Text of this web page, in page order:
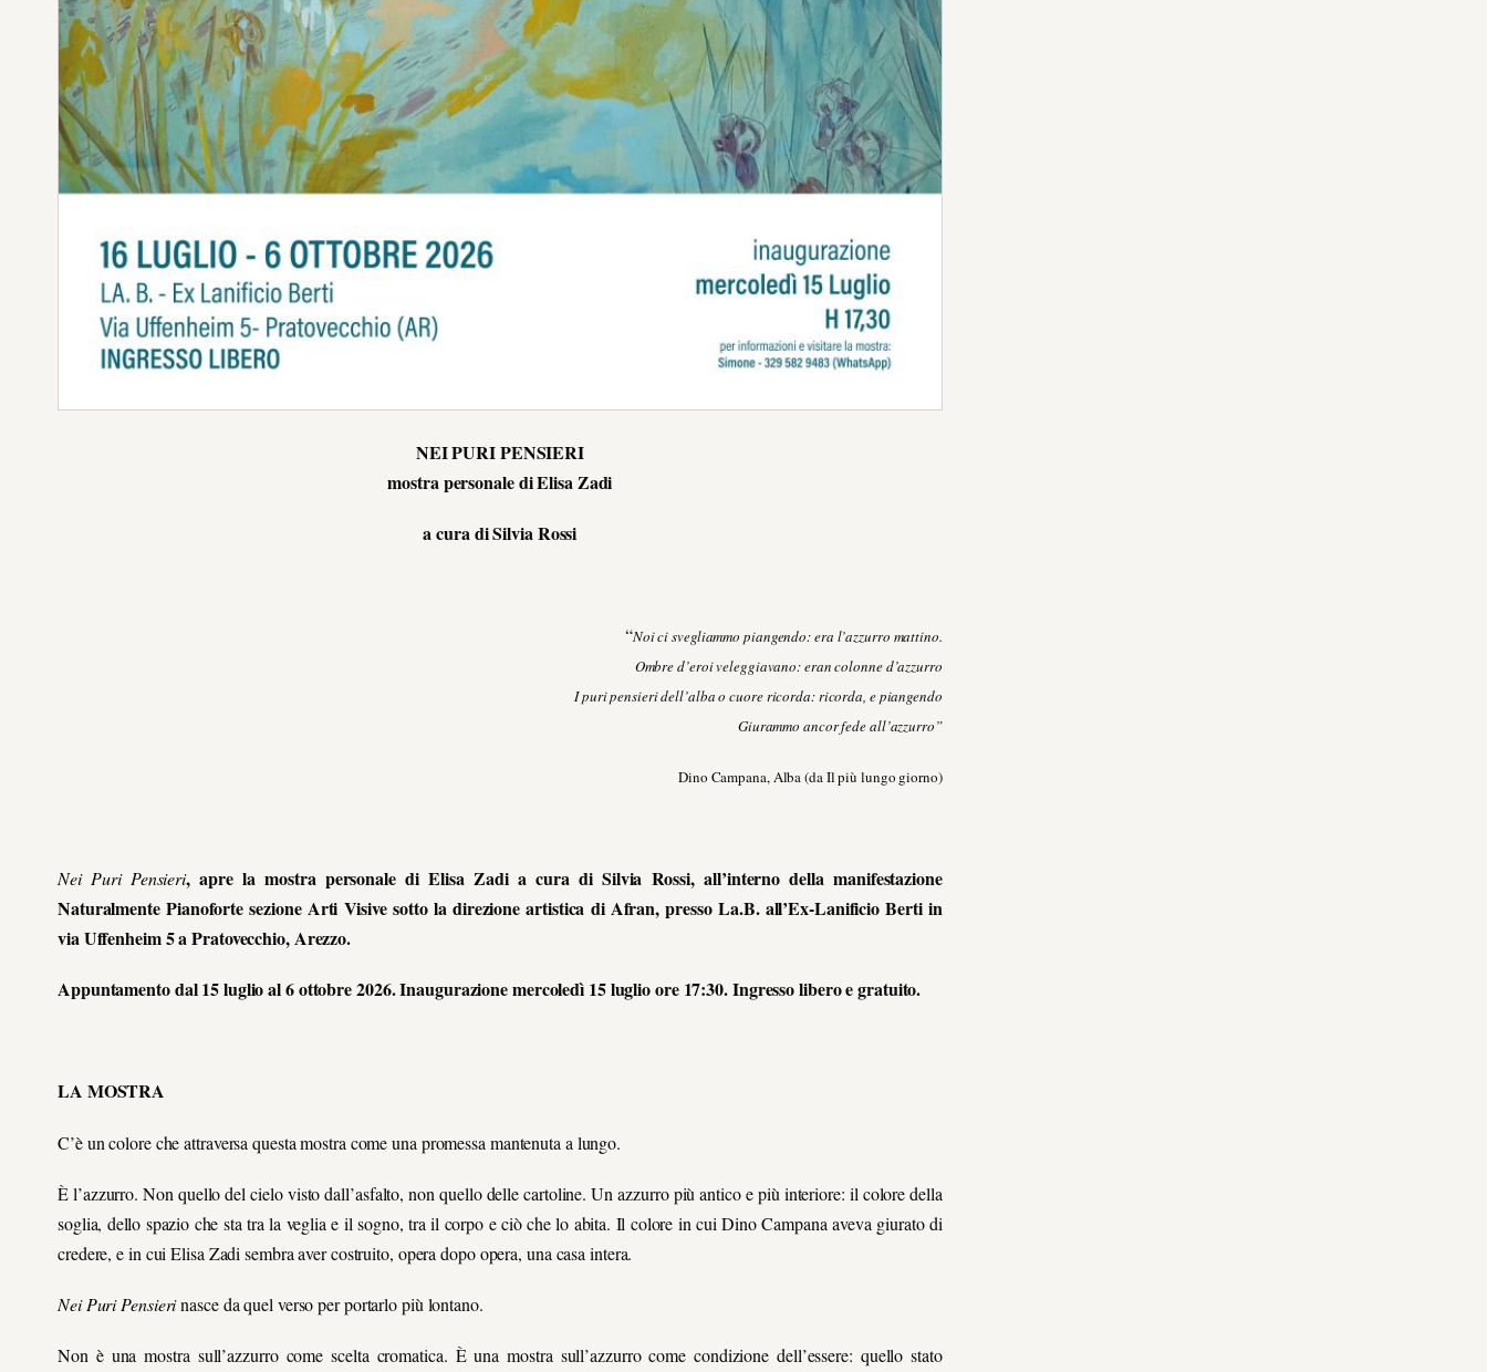
NEI PURI PENSIERI
mostra personale di Elisa Zadi
a cura di Silvia Rossi
“Noi ci svegliammo piangendo: era l’azzurro mattino.
Ombre d’eroi veleggiavano: eran colonne d’azzurro
I puri pensieri dell’alba o cuore ricorda: ricorda, e piangendo
Giurammo ancor fede all’azzurro”
Dino Campana, Alba (da Il più lungo giorno)
Nei Puri Pensieri, apre la mostra personale di Elisa Zadi a cura di Silvia Rossi, all’interno della manifestazione
Naturalmente Pianoforte sezione Arti Visive sotto la direzione artistica di Afran, presso La.B. all’Ex-Lanificio Berti in
via Uffenheim 5 a Pratovecchio, Arezzo.
Appuntamento dal 15 luglio al 6 ottobre 2026. Inaugurazione mercoledì 15 luglio ore 17:30. Ingresso libero e gratuito.
LA MOSTRA
C’è un colore che attraversa questa mostra come una promessa mantenuta a lungo.
È l’azzurro. Non quello del cielo visto dall’asfalto, non quello delle cartoline. Un azzurro più antico e più interiore: il colore della
soglia, dello spazio che sta tra la veglia e il sogno, tra il corpo e ciò che lo abita. Il colore in cui Dino Campana aveva giurato di
credere, e in cui Elisa Zadi sembra aver costruito, opera dopo opera, una casa intera.
Nei Puri Pensierinasce da quel verso per portarlo più lontano.
Non è una mostra sull’azzurro come scelta cromatica. È una mostra sull’azzurro come condizione dell’essere: quello stato